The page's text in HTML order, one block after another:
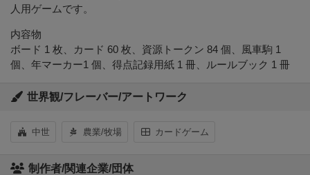
人用ゲームです。
内容物
ボード 1 枚、カード 60 枚、資源トークン 84 個、風車駒 1
個、年マーカー1 個、得点記録用紙 1 冊、ルールブック 1 冊
世界観/フレーバー/アートワーク
中世 農業/牧場 カードゲーム
制作者/関連企業/団体